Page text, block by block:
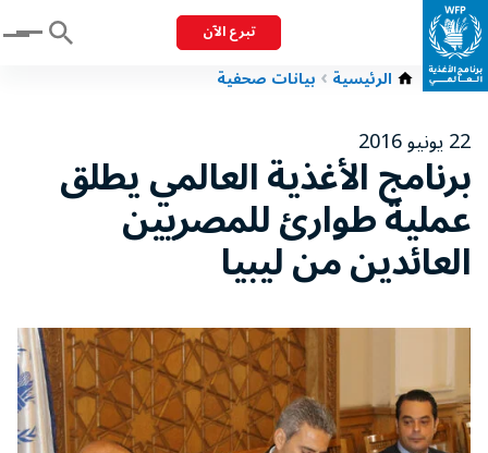
تبرع الآن Menu
الرئيسية بيانات صحفية
22 يونيو 2016
برنامج الأغذية العالمي يطلق
عملية طوارئ للمصريين
العائدين من ليبيا